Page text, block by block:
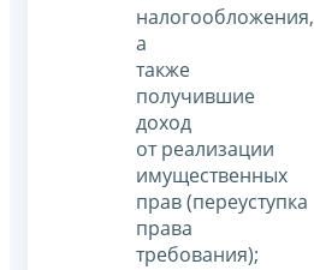
налогообложения,
а
также
получившие
доход
от реализации
имущественных
прав (переуступка
права
требования);